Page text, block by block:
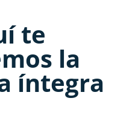
te
la
íntegra